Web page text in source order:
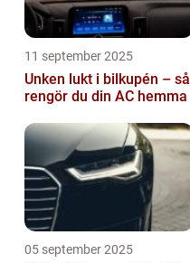
11 september 2025
Unken lukt i bilkupén – så
rengör du din AC hemma
05 september 2025